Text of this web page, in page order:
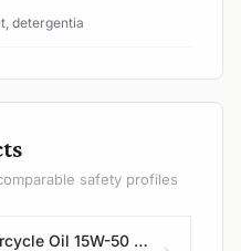
detergentia
safety profiles
MPM 4-Stroke Motorcycle Oil 15W-50 Premium Synthetic Ester